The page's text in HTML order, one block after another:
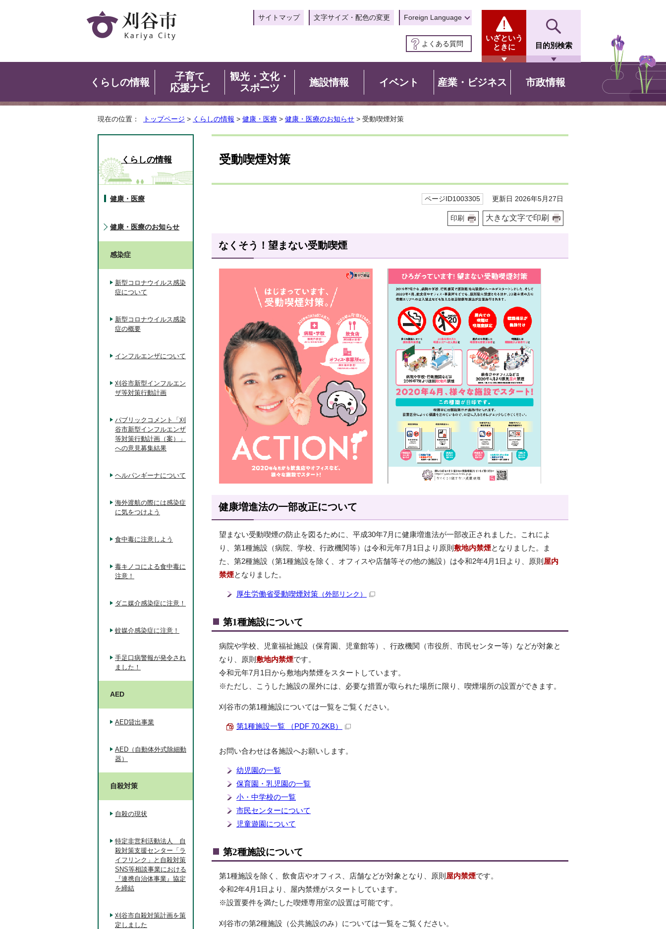
サイトマップ 文字サイズ・配色の変更 Foreign Language
よくある質問
いざという
ときに
目的別検索
くらしの情報
子育て
応援ナビ
観光・文化・
スポーツ
施設情報 イベント 産業・ビジネス 市政情報
現在の位置： トップページ > くらしの情報 > 健康・医療 > 健康・医療のお知らせ > 受動喫煙対策
受動喫煙対策
ページID1003305 更新日 2026年5月27日
印刷 大きな文字で印刷
なくそう！望まない受動喫煙
健康増進法の一部改正について
望まない受動喫煙の防止を図るために、平成30年7月に健康増進法が一部改正されました。これによ
り、第1種施設（病院、学校、行政機関等）は令和元年7月1日より原則 敷地内禁煙となりました。ま
た、第2種施設（第1種施設を除く、オフィスや店舗等その他の施設）は令和2年4月1日より、原則 屋内
禁煙となりました。
厚生労働省受動喫煙対策 （外部リンク）
第1種施設について
病院や学校、児童福祉施設（保育園、児童館等）、行政機関（市役所、市民センター等）などが対象と
なり、原則 敷地内禁煙です。
令和元年7月1日から敷地内禁煙をスタートしています。
※ただし、こうした施設の屋外には、必要な措置が取られた場所に限り、喫煙場所の設置ができます。
刈谷市の第1種施設については一覧をご覧ください。
第1種施設一覧 （PDF 70.2KB）
お問い合わせは各施設へお願いします。
幼児園の一覧
保育園・乳児園の一覧
小・中学校の一覧
市民センターについて
児童遊園について
第2種施設について
第1種施設を除く、飲食店やオフィス、店舗などが対象となり、原則 屋内禁煙です。
令和2年4月1日より、屋内禁煙がスタートしています。
※設置要件を満たした喫煙専用室の設置は可能です。
刈谷市の第2種施設（公共施設のみ）については一覧をご覧ください。
くらしの情報
健康・医療
健康・医療のお知らせ
感染症
新型コロナウイルス感染
症について
新型コロナウイルス感染
症の概要
インフルエンザについて
刈谷市新型インフルエン
ザ等対策行動計画
パブリックコメント「刈
谷市新型インフルエンザ
等対策行動計画（案）」
への意見募集結果
ヘルパンギーナについて
海外渡航の際には感染症
に気をつけよう
食中毒に注意しよう
毒キノコによる食中毒に
注意！
ダニ媒介感染症に注意！
蚊媒介感染症に注意！
手足口病警報が発令され
ました！
AED
AED貸出事業
AED（自動体外式除細動
器）
自殺対策
自殺の現状
特定非営利活動法人 自
殺対策支援センター「ラ
イフリンク」と自殺対策
SNS等相談事業における
『連携自治体事業』協定
を締結
刈谷市自殺対策計画を策
定しました